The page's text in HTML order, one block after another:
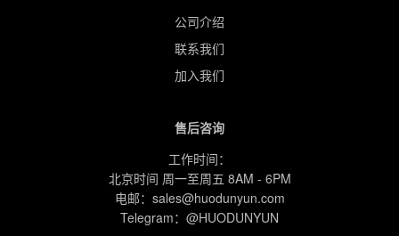
公司介绍
联系我们
加入我们
售后咨询
工作时间：
北京时间 周一至周五 8AM - 6PM
电邮： sales@huodunyun.com
Telegram： @HUODUNYUN